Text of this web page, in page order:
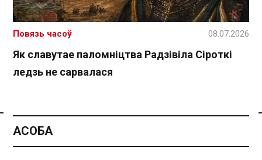
Спасылка без VPN
Як славутае паломніцтва Радзівіла Сіроткі
ледзь не сарвалася
Повязь часоў 08.07.2026
АСОБА